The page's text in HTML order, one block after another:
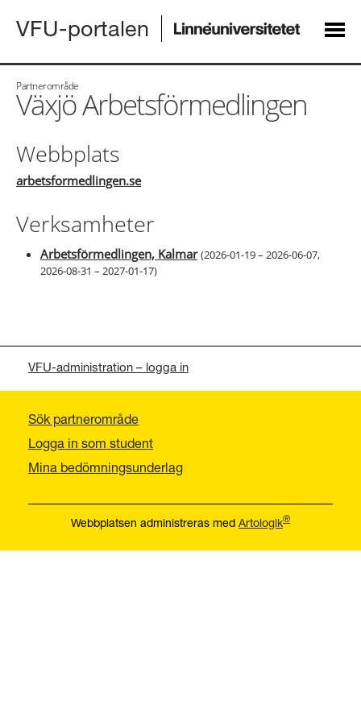
VFU-portalen
Partnerområde
Växjö Arbetsförmedlingen
Webbplats
arbetsformedlingen.se
Verksamheter
Arbetsförmedlingen, Kalmar (2026-01-19 – 2026-06-07,
2026-08-31 – 2027-01-17)
VFU-administration – logga in
Sök partnerområde
Logga in som student
Mina bedömningsunderlag
Webbplatsen administreras med Artologik®